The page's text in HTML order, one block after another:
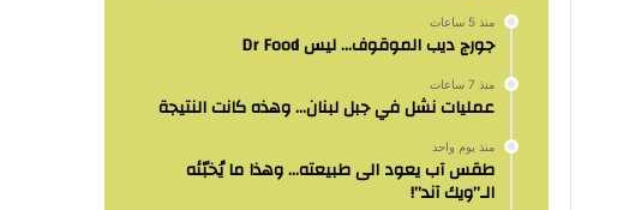
منذ 5 ساعات
جورج ديب الموقوف… ليس Dr Food
منذ 7 ساعات
عمليات نشل في جبل لبنان… وهذه كانت النتيجة
منذ يوم واحد
طقس آب يعود الى طبيعته… وهذا ما يُخبّئه
الـ”ويك آند”!